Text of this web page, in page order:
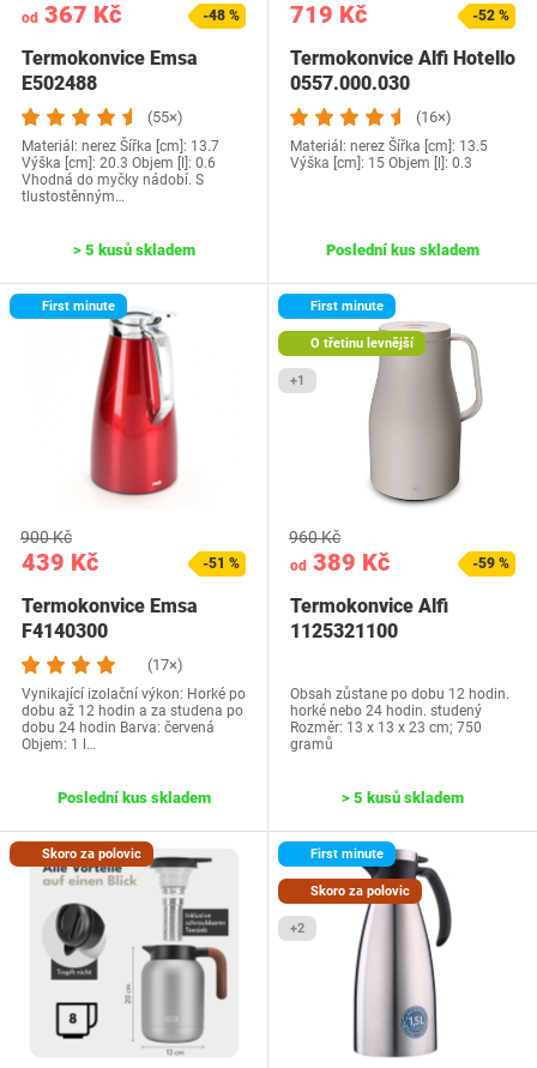
od 367 Kč -48 %
Termokonvice Emsa
E502488
(55×)
Materiál: nerez Šířka [cm]: 13.7
Výška [cm]: 20.3 Objem [l]: 0.6
Vhodná do myčky nádobí. S
tlustostěnným…
> 5 kusů skladem
719 Kč -52 %
Termokonvice Alfi Hotello
0557.000.030
(16×)
Materiál: nerez Šířka [cm]: 13.5
Výška [cm]: 15 Objem [l]: 0.3
Poslední kus skladem
First minute
439 Kč
900 Kč
-51 %
Termokonvice Emsa
F4140300
(17×)
Vynikající izolační výkon: Horké po
dobu až 12 hodin a za studena po
dobu 24 hodin Barva: červená
Objem: 1 l…
Poslední kus skladem
First minute
O třetinu levnější
+1
od 389 Kč
960 Kč
-59 %
Termokonvice Alfi
1125321100
Obsah zůstane po dobu 12 hodin.
horké nebo 24 hodin. studený
Rozměr: 13 x 13 x 23 cm; 750
gramů
> 5 kusů skladem
Skoro za polovic First minute
Skoro za polovic
+2